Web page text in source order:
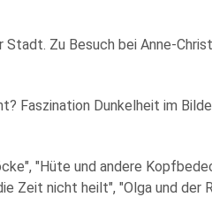
Stadt. Zu Besuch bei Anne-
Faszination Dunkelheit im
"Hüte und andere
Zeit nicht heilt", "Olga und der